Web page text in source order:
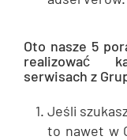
Oto nasze 5
realizować
serwisach z
Jeśli
to nawet w